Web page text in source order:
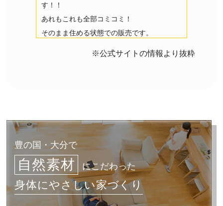
す！！
あれもこれも全部コミコミ！
そのまま住める状態での販売です。
ぜひ、お待ちしております！！
2018.11.01
永野清彦氏の個展を開催します！！
11.3(土)-11.25(日)
土日限定(AM11:00-PM4:00)
※公式サイトの情報より抜粋
豊の国・大分で
自然素材 にこだわった
身体にやさしい家づくり